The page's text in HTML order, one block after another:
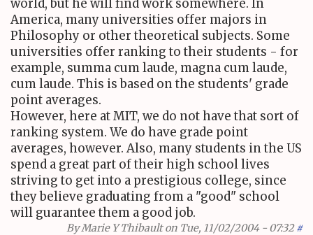
world, but he will find work somewhere. In
America, many universities offer majors in
Philosophy or other theoretical subjects. Some
universities offer ranking to their students - for
example, summa cum laude, magna cum laude,
cum laude. This is based on the students' grade
point averages.
However, here at MIT, we do not have that sort of
ranking system. We do have grade point
averages, however. Also, many students in the US
spend a great part of their high school lives
striving to get into a prestigious college, since
they believe graduating from a "good" school
will guarantee them a good job.
ByMarie Y Thibaulton Tue, 11/02/2004 - 07:32 #